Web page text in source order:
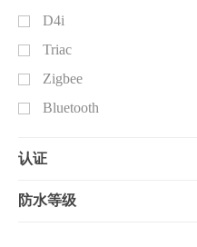
D4i
Triac
Zigbee
Bluetooth
认证
防水等级